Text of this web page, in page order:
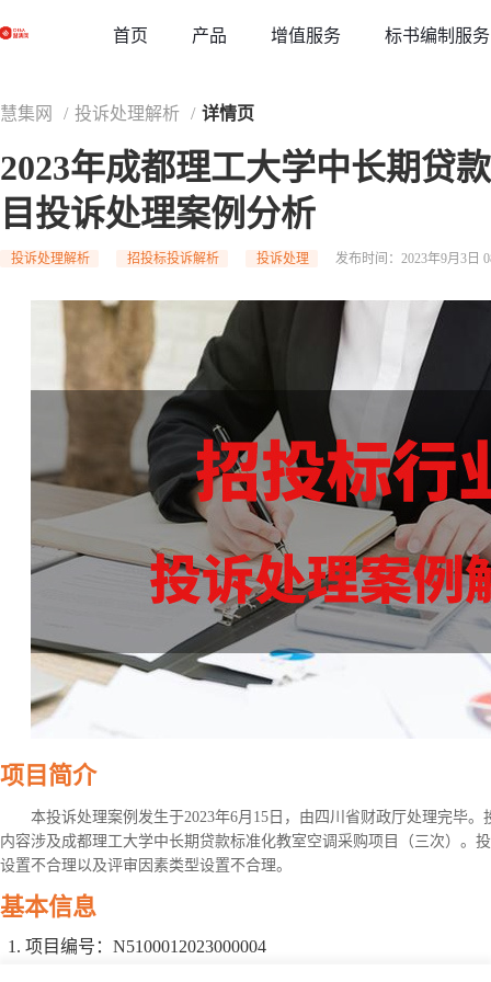
首页 产品 增值服务 标书编制服务
慧集网 / 投诉处理解析 / 详情页
2023年成都理工大学中长期贷
目投诉处理案例分析
投诉处理解析 招投标投诉解析 投诉处理 发布时间：2023年9月3日
项目简介
本投诉处理案例发生于2023年6月15日，由四川省财政厅处理完毕
内容涉及成都理工大学中长期贷款标准化教室空调采购项目（三次）。
设置不合理以及评审因素类型设置不合理。
基本信息
项目编号：N5100012023000004